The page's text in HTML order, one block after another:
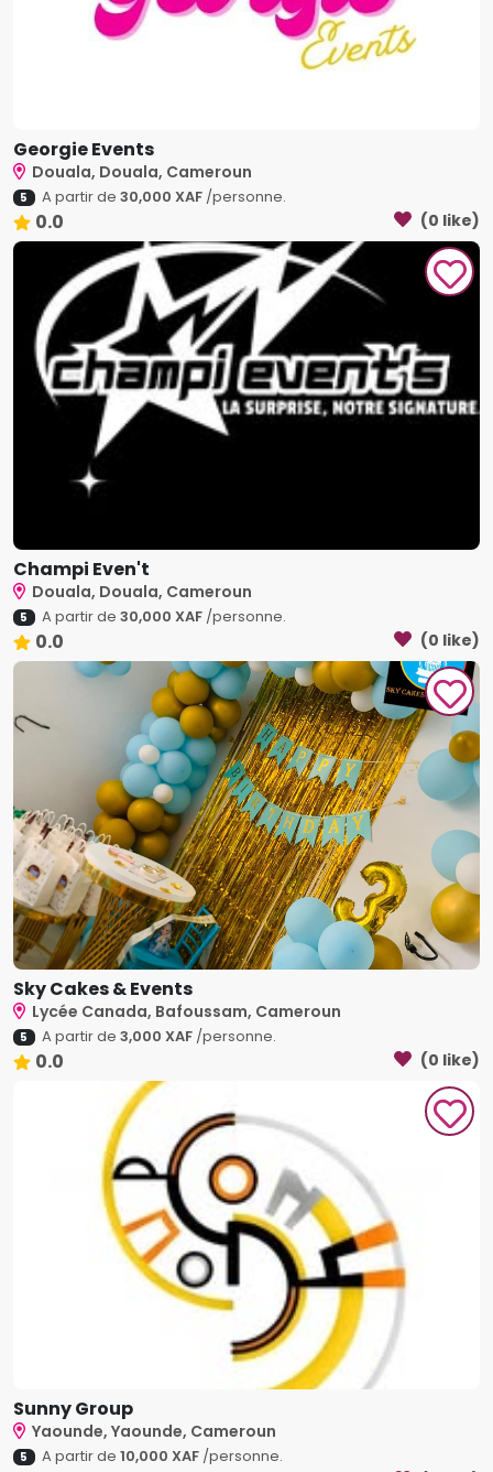
Georgie Events
Douala, Douala, Cameroun
5 A partir de 30,000 XAF/personne.
0.0 (0 like)
Champi Even't
Douala, Douala, Cameroun
5 A partir de 30,000 XAF/personne.
0.0 (0 like)
Sky Cakes & Events
Lycée Canada, Bafoussam, Cameroun
5 A partir de 3,000 XAF/personne.
0.0 (0 like)
Sunny Group
Yaounde, Yaounde, Cameroun
5 A partir de 10,000 XAF/personne.